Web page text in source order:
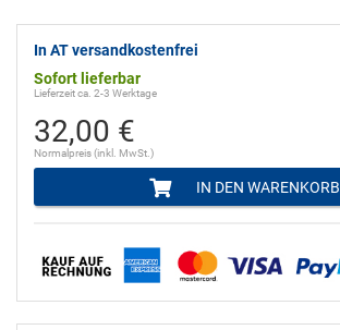
In AT versandkostenfrei
Sofort lieferbar
Lieferzeit ca. 2-3 Werktage
32,00 €
Normalpreis (inkl. MwSt.)
IN DEN WARENKORB